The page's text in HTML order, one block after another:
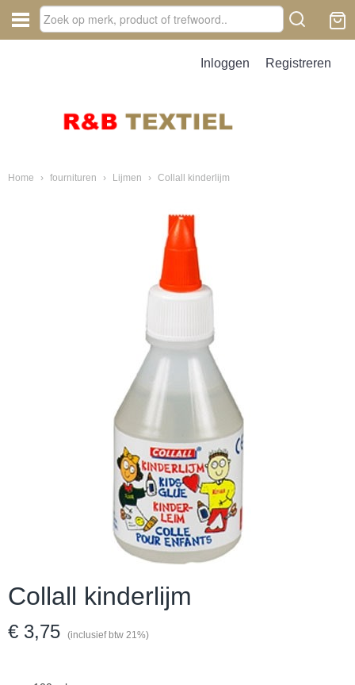
Inloggen Registreren
Home › fournituren › Lijmen › Collall kinderlijm
Collall kinderlijm
€ 3,75 (inclusief btw 21%)